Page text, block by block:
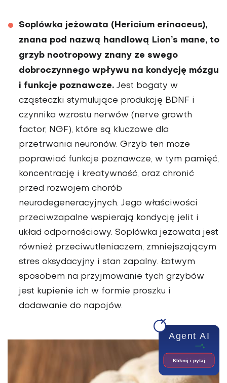
Soplówka jeżowata (Hericium erinaceus),
znana pod nazwą handlową Lion’s mane, to
grzyb nootropowy znany ze swe­go
dobroczynnego wpływu na kondycję mózgu
i funkcje poznawcze. Jest bogaty w
cząsteczki stymulujące pro­dukcję BDNF i
czynnika wzrostu nerwów (nerve growth
factor, NGF), które są kluczowe dla
przetrwania neuronów. Grzyb ten może
poprawiać funkcje poznawcze, w tym pamięć,
koncentrację i kreatywność, oraz chronić
przed rozwojem chorób
neurodegeneracyjnych. Jego właściwości
przeciwzapalne wspierają kondycję jelit i
układ odporno­ściowy. Soplówka jeżowata jest
również przeciwutlenia­czem, zmniejszającym
stres oksydacyjny i stan zapalny. Łatwym
sposobem na przyjmowanie tych grzybów
jest kupienie ich w formie proszku i
dodawanie do napojów.
Agent AI
Kliknij i pytaj